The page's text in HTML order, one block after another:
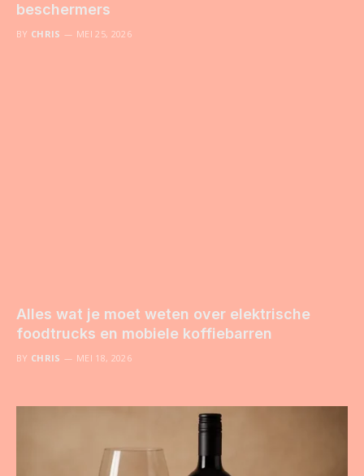
beschermers
BY CHRIS MEI 25, 2026
Alles wat je moet weten over elektrische
foodtrucks en mobiele koffiebarren
BY CHRIS MEI 18, 2026